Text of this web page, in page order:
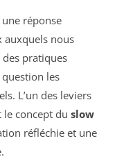
réponse
auxquels nous
pratiques
les
L’un des leviers
le concept du slow
réfléchie et une